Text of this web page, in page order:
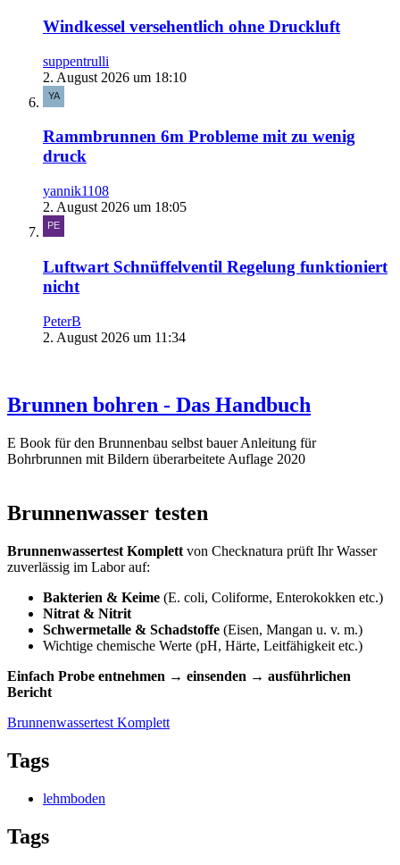
Windkessel versehentlich ohne Druckluft
suppentrulli
2. August 2026 um 18:10
Rammbrunnen 6m Probleme mit zu wenig
druck
yannik1108
2. August 2026 um 18:05
Luftwart Schnüffelventil Regelung funktioniert
nicht
PeterB
2. August 2026 um 11:34
Brunnen bohren - Das Handbuch
E Book für den Brunnenbau selbst bauer Anleitung für
Bohrbrunnen mit Bildern überarbeitete Auflage 2020
Brunnenwasser testen
Brunnenwassertest Komplett von Checknatura prüft Ihr Wasser
zuverlässig im Labor auf:
Bakterien & Keime (E. coli, Coliforme, Enterokokken etc.)
Nitrat & Nitrit
Schwermetalle & Schadstoffe (Eisen, Mangan u. v. m.)
Wichtige chemische Werte (pH, Härte, Leitfähigkeit etc.)
Einfach Probe entnehmen → einsenden → ausführlichen
Bericht
Brunnenwassertest Komplett
Tags
lehmboden
Tags